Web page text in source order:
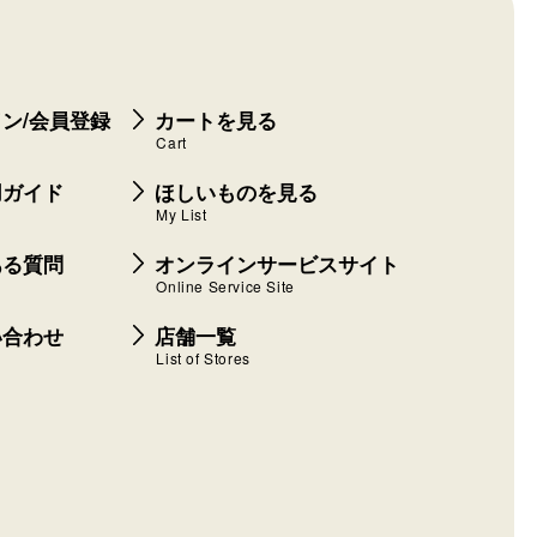
/会員登録 カートを見る
Cart
イド ほしいものを見る
My List
質問 オンラインサービスサイト
Online Service Site
わせ 店舗一覧
List of Stores